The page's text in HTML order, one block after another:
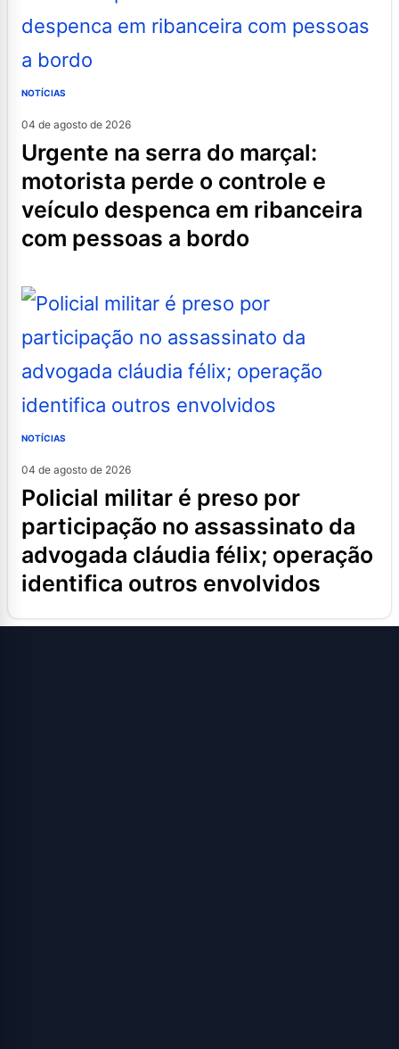
NOTÍCIAS
04 de agosto de 2026
urgente na serra do marçal:
motorista perde o controle e
veículo despenca em ribanceira
com pessoas a bordo
NOTÍCIAS
04 de agosto de 2026
policial militar é preso por
participação no assassinato da
advogada cláudia félix; operação
identifica outros envolvidos